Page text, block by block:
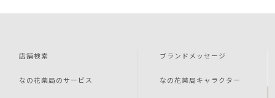
店舗検索
なの花薬局のサービス
ブランドメッセージ
なの花薬局キャラクター